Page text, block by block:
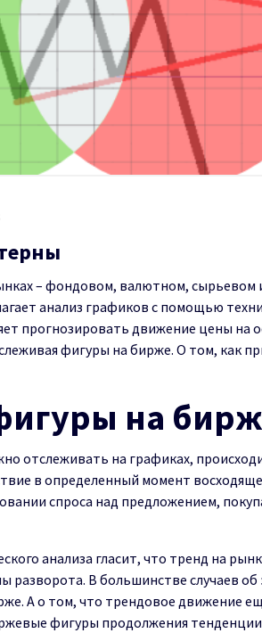
– фондовом, валютном, сырьевом
анализ графиков с помощью
прогнозировать движение цены на
фигуры на бирже. О том, как
на
отслеживать на графиках,
в определенный момент
спроса над предложением,
анализа гласит, что тренд на
разворота. В большинстве случаев об
А о том, что трендовое движение
фигуры продолжения